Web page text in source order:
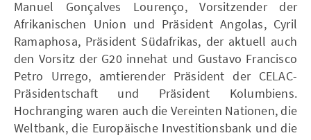
Manuel Gonçalves Lourenço, Vorsitzender der
Afrikanischen Union und Präsident Angolas, Cyril
Ramaphosa, Präsident Südafrikas, der aktuell auch
den Vorsitz der G20 innehat und Gustavo Francisco
Petro Urrego, amtierender Präsident der CELAC-
Präsidentschaft und Präsident Kolumbiens.
Hochranging waren auch die Vereinten Nationen, die
Weltbank, die Europäische Investitionsbank und die